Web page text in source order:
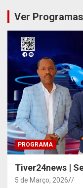
Ver Programas
PROGRAMA
Tiver24news |
5 de Março, 2026 /